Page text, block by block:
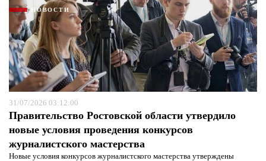
НОВОСТИ
31/07/2026 03:12:00
Правительство Ростовской области утвердило
новые условия проведения конкурсов
журналистского мастерства
Новые условия конкурсов журналистского мастерства утверждены